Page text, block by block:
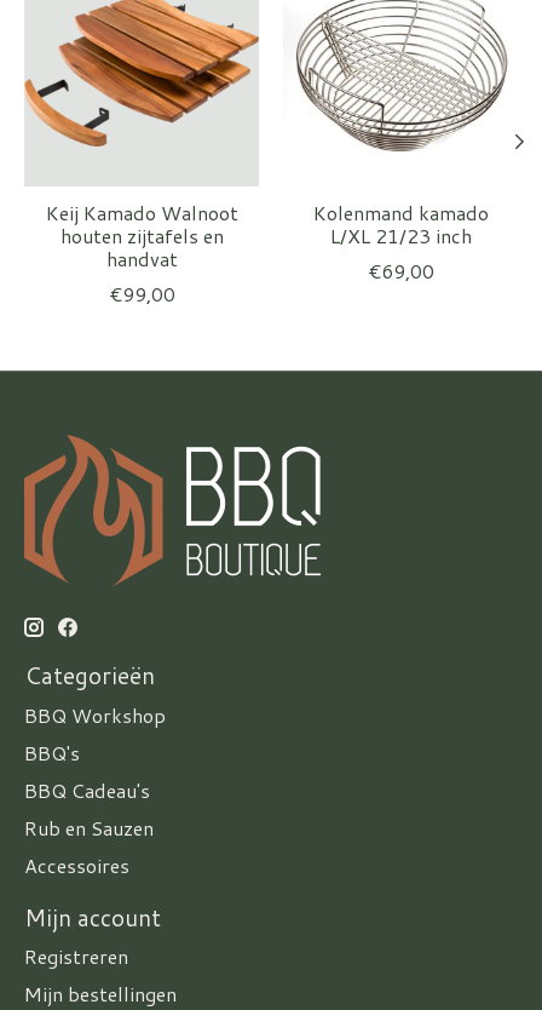
Keij Kamado Walnoot
houten zijtafels en
handvat
€99,00
Kolenmand kamado
L/XL 21/23 inch
€69,00
Categorieën
BBQ Workshop
BBQ's
BBQ Cadeau's
Rub en Sauzen
Accessoires
Mijn account
Registreren
Mijn bestellingen